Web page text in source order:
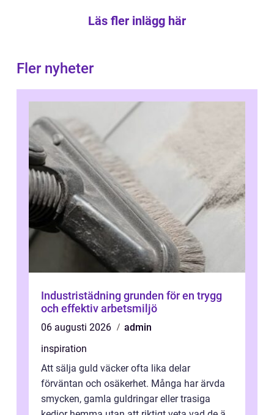
Läs fler inlägg här
Fler nyheter
Industristädning grunden för en trygg
och effektiv arbetsmiljö
06 augusti 2026
admin
inspiration
Att sälja guld väcker ofta lika delar
förväntan och osäkerhet. Många har ärvda
smycken, gamla guldringar eller trasiga